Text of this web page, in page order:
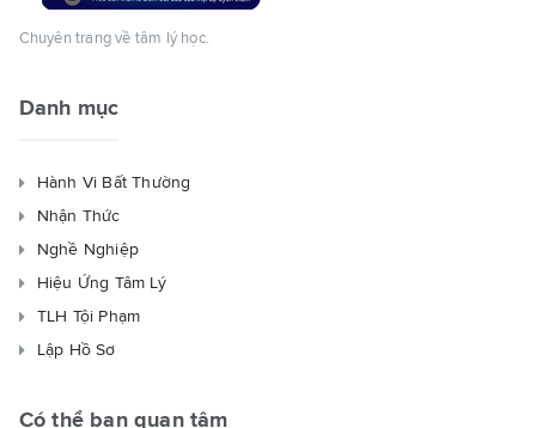
Chuyên trang về tâm lý học.
Danh mục
Hành Vi Bất Thường
Nhận Thức
Nghề Nghiệp
Hiệu Ứng Tâm Lý
TLH Tội Phạm
Lập Hồ Sơ
Có thể bạn quan tâm